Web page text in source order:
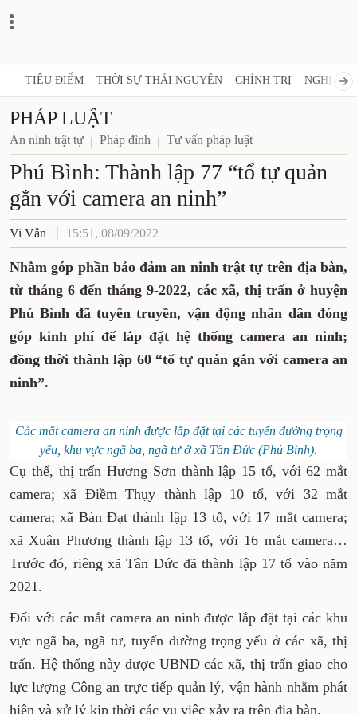
TIÊU ĐIỂM THỜI SỰ THÁI NGUYÊN CHÍNH TRỊ NGHỊ
PHÁP LUẬT
An ninh trật tự Pháp đình Tư vấn pháp luật
Phú Bình: Thành lập 77 “tổ tự quản
gắn với camera an ninh”
Vi Vân 15:51, 08/09/2022
Nhằm góp phần bảo đảm an ninh trật tự trên địa bàn,
từ tháng 6 đến tháng 9-2022, các xã, thị trấn ở huyện
Phú Bình đã tuyên truyền, vận động nhân dân đóng
góp kinh phí để lắp đặt hệ thống camera an ninh;
đồng thời thành lập 60 “tổ tự quản gắn với camera an
ninh”.
Các mắt camera an ninh được lắp đặt tại các tuyến đường trọng
yếu, khu vực ngã ba, ngã tư ở xã Tân Đức (Phú Bình).
Cụ thể, thị trấn Hương Sơn thành lập 15 tổ, với 62 mắt
camera; xã Điềm Thụy thành lập 10 tổ, với 32 mắt
camera; xã Bàn Đạt thành lập 13 tổ, với 17 mắt camera;
xã Xuân Phương thành lập 13 tổ, với 16 mắt camera…
Trước đó, riêng xã Tân Đức đã thành lập 17 tổ vào năm
2021.
Đối với các mắt camera an ninh được lắp đặt tại các khu
vực ngã ba, ngã tư, tuyến đường trọng yếu ở các xã, thị
trấn. Hệ thống này được UBND các xã, thị trấn giao cho
lực lượng Công an trực tiếp quản lý, vận hành nhằm phát
hiện và xử lý kịp thời các vụ việc xảy ra trên địa bàn.